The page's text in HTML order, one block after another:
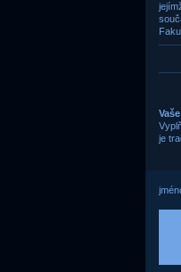
je